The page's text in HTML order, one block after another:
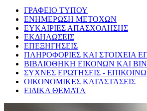
ΓΡΑΦΕΙΟ ΤΥΠΟΥ
ΕΝΗΜΕΡΩΣΗ ΜΕΤΟΧΩΝ
ΕΥΚΑΙΡΙΕΣ ΑΠΑΣΧΟΛΗΣΗΣ
ΕΚΔΗΛΩΣΕΙΣ
ΕΠΕΞΗΓΗΣΕΙΣ
ΠΛΗΡΟΦΟΡΙΕΣ ΚΑΙ ΣΤΟΙΧΕΙΑ
ΒΙΒΛΙΟΘΗΚΗ ΕΙΚΟΝΩΝ ΚΑΙ
ΣΥΧΝΕΣ ΕΡΩΤΗΣΕΙΣ -
ΟΙΚΟΝΟΜΙΚΕΣ ΚΑΤΑΣΤΑΣΕΙΣ
ΕΙΔΙΚΑ ΘΕΜΑΤΑ